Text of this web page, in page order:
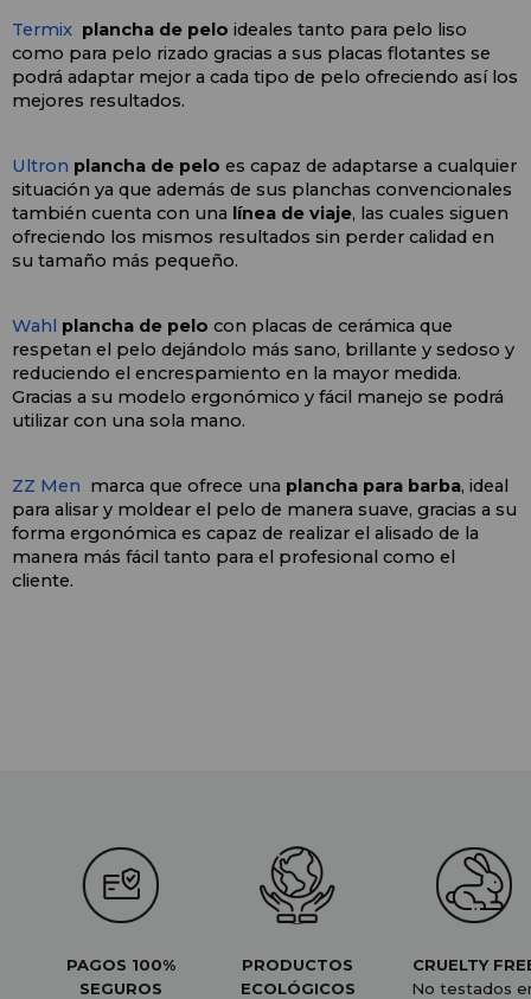
Termix plancha de pelo ideales tanto para pelo liso
como para pelo rizado gracias a sus placas flotantes se
podrá adaptar mejor a cada tipo de pelo ofreciendo así los
mejores resultados.
Ultron plancha de pelo es capaz de adaptarse a cualquier
situación ya que además de sus planchas convencionales
también cuenta con una línea de viaje, las cuales siguen
ofreciendo los mismos resultados sin perder calidad en
su tamaño más pequeño.
Wahl plancha de pelo con placas de cerámica que
respetan el pelo dejándolo más sano, brillante y sedoso y
reduciendo el encrespamiento en la mayor medida.
Gracias a su modelo ergonómico y fácil manejo se podrá
utilizar con una sola mano.
ZZ Men marca que ofrece una plancha para barba, ideal
para alisar y moldear el pelo de manera suave, gracias a su
forma ergonómica es capaz de realizar el alisado de la
manera más fácil tanto para el profesional como el
cliente.
PAGOS 100%
SEGUROS
PRODUCTOS
ECOLÓGICOS
CRUELTY
No testados